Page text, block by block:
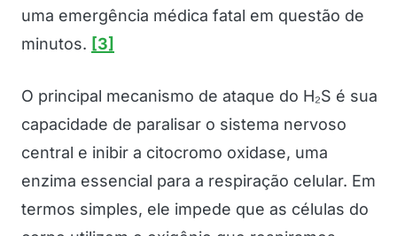
uma emergência médica fatal em questão de
minutos. [3]
O principal mecanismo de ataque do H₂S é sua
capacidade de paralisar o sistema nervoso
central e inibir a citocromo oxidase, uma
enzima essencial para a respiração celular. Em
termos simples, ele impede que as células do